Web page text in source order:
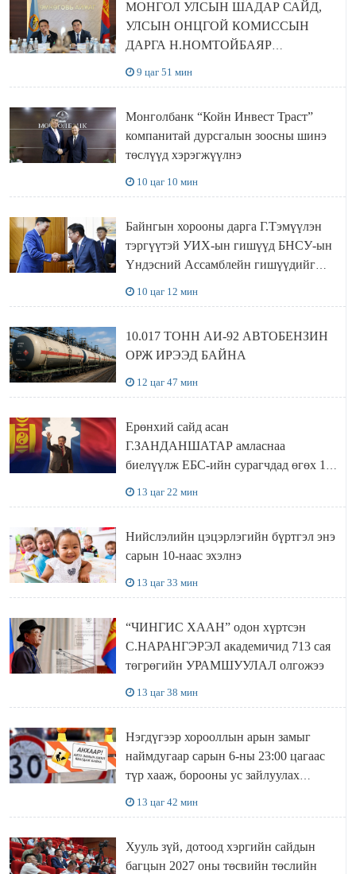
МОНГОЛ УЛСЫН ШАДАР САЙД,
УЛСЫН ОНЦГОЙ КОМИССЫН
ДАРГА Н.НОМТОЙБАЯР
9 цаг 51 мин
Монголбанк “Койн Инвест Траст”
компанитай дурсгалын зоосны шинэ
төслүүд хэрэгжүүлнэ
10 цаг 10 мин
Байнгын хорооны дарга Г.Тэмүүлэн
тэргүүтэй УИХ-ын гишүүд БНСУ-ын
Үндэсний Ассамблейн гишүүдийг
10 цаг 12 мин
10.017 ТОНН АИ-92 АВТОБЕНЗИН
ОРЖ ИРЭЭД БАЙНА
12 цаг 47 мин
Ерөнхий сайд асан
Г.ЗАНДАНШАТАР амласнаа
биелүүлж ЕБС-ийн сурагчдад өгөх 10.
13 цаг 22 мин
Нийслэлийн цэцэрлэгийн бүртгэл энэ
сарын 10-наас эхэлнэ
13 цаг 33 мин
“ЧИНГИС ХААН” одон хүртсэн
С.НАРАНГЭРЭЛ академичид 713 сая
төгрөгийн УРАМШУУЛАЛ олгожээ
13 цаг 38 мин
Нэгдүгээр хорооллын арын замыг
наймдугаар сарын 6-ны 23:00 цагаас
түр хааж, борооны ус зайлуулах
13 цаг 42 мин
Хууль зүй, дотоод хэргийн сайдын
багцын 2027 оны төсвийн төслийн